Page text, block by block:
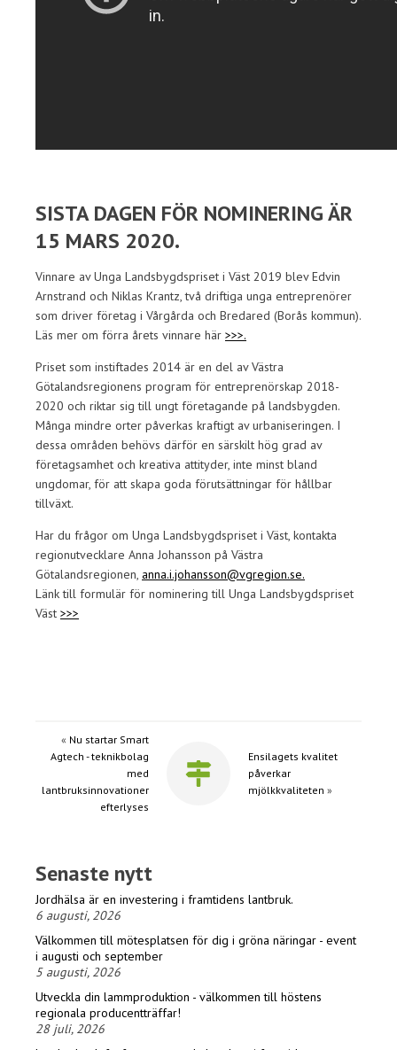
SISTA DAGEN FÖR NOMINERING ÄR
15 MARS 2020.
Vinnare av Unga Landsbygdspriset i Väst 2019 blev Edvin
Arnstrand och Niklas Krantz, två driftiga unga entreprenörer
som driver företag i Vårgårda och Bredared (Borås kommun).
Läs mer om förra årets vinnare här >>>.
Priset som instiftades 2014 är en del av Västra
Götalandsregionens program för entreprenörskap 2018-
2020 och riktar sig till ungt företagande på landsbygden.
Många mindre orter påverkas kraftigt av urbaniseringen. I
dessa områden behövs därför en särskilt hög grad av
företagsamhet och kreativa attityder, inte minst bland
ungdomar, för att skapa goda förutsättningar för hållbar
tillväxt.
Har du frågor om Unga Landsbygdspriset i Väst, kontakta
regionutvecklare Anna Johansson på Västra
Götalandsregionen, anna.i.johansson@vgregion.se.
Länk till formulär för nominering till Unga Landsbygdspriset
Väst >>>
« Nu startar Smart
Agtech - teknikbolag
med
lantbruksinnovationer
efterlyses
Ensilagets kvalitet
påverkar
mjölkkvaliteten »
Senaste nytt
Jordhälsa är en investering i framtidens lantbruk.
6 augusti, 2026
Välkommen till mötesplatsen för dig i gröna näringar - event
i augusti och september
5 augusti, 2026
Utveckla din lammproduktion - välkommen till höstens
regionala producentträffar!
28 juli, 2026